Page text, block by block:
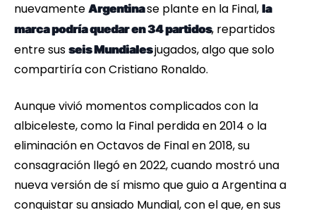
nuevamente Argentinase plante en la Final, la
marca podría quedar en 34 partidos, repartidos
entre sus seis Mundialesjugados, algo que solo
compartiría con Cristiano Ronaldo.
Aunque vivió momentos complicados con la
albiceleste, como la Final perdida en 2014 o la
eliminación en Octavos de Final en 2018, su
consagración llegó en 2022, cuando mostró una
nueva versión de sí mismo que guio a Argentina a
conquistar su ansiado Mundial, con el que, en sus